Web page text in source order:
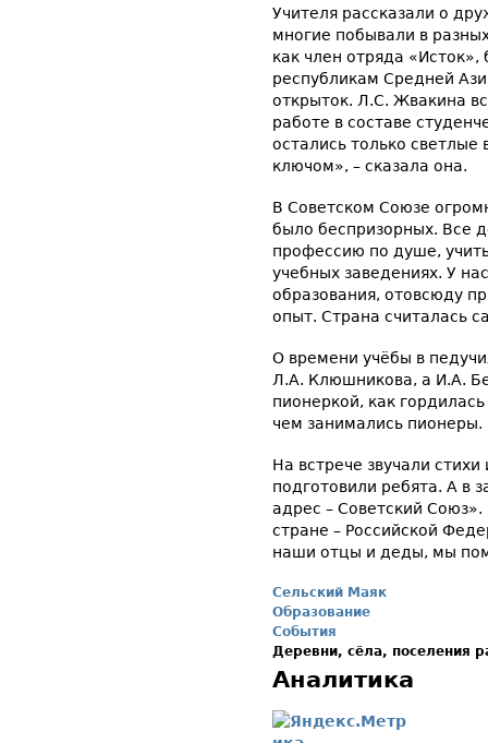
Учителя рассказали о
многие побывали в
как член отряда
республикам Средней
открыток. Л.С. Жвакина
работе в составе
остались только
ключом», – сказала она.
В Советском Союзе
было беспризорных. Все
профессию по душе,
учебных заведениях. У
образования, отовсюду
опыт. Страна считалась
О времени учёбы в
Л.А. Клюшникова, а И.А.
пионеркой, как
чем занимались пионеры.
На встрече звучали
подготовили ребята. А в
адрес – Советский
стране – Российской
наши отцы и деды, мы
Сельский Маяк
Образование
События
Деревни, сёла, поселения
Аналитика